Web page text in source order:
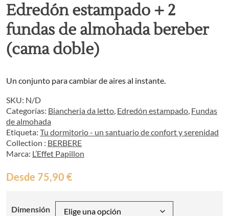
Edredón estampado + 2
fundas de almohada bereber
(cama doble)
Un conjunto para cambiar de aires al instante.
SKU: N/D
Categorías: Biancheria da letto, Edredón estampado, Fundas
de almohada
Etiqueta: Tu dormitorio - un santuario de confort y serenidad
Collection : BERBERE
Marca: L’Effet Papillon
Desde 75,90 €
Dimensión